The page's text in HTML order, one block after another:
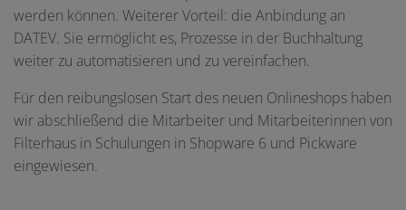
werden können. Weiterer Vorteil: die Anbindung an
DATEV. Sie ermöglicht es, Prozesse in der Buchhaltung
weiter zu automatisieren und zu vereinfachen.
Für den reibungslosen Start des neuen Onlineshops haben
wir abschließend die Mitarbeiter und Mitarbeiterinnen von
Filterhaus in Schulungen in Shopware 6 und Pickware
eingewiesen.